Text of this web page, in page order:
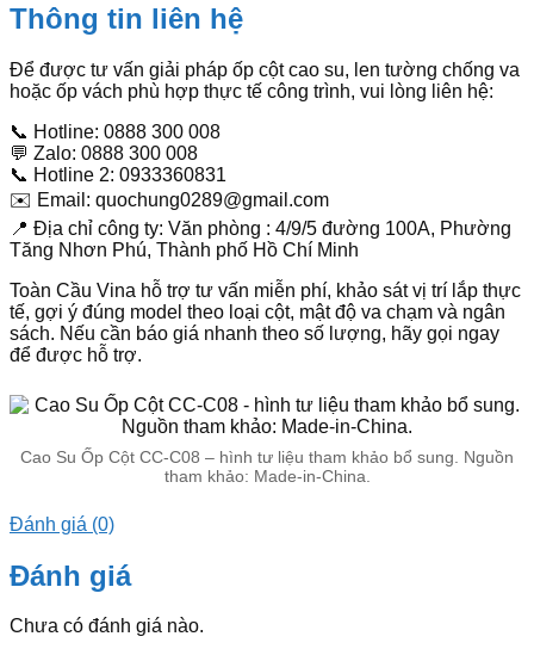
Thông tin liên hệ
Để được tư vấn giải pháp ốp cột cao su, len tường chống va
hoặc ốp vách phù hợp thực tế công trình, vui lòng liên hệ:
📞 Hotline: 0888 300 008
💬 Zalo: 0888 300 008
📞 Hotline 2: 0933360831
✉️ Email: quochung0289@gmail.com
📍 Địa chỉ công ty: Văn phòng : 4/9/5 đường 100A, Phường
Tăng Nhơn Phú, Thành phố Hồ Chí Minh
Toàn Cầu Vina hỗ trợ tư vấn miễn phí, khảo sát vị trí lắp thực
tế, gợi ý đúng model theo loại cột, mật độ va chạm và ngân
sách. Nếu cần báo giá nhanh theo số lượng, hãy gọi ngay
để được hỗ trợ.
Cao Su Ốp Cột CC-C08 – hình tư liệu tham khảo bổ sung. Nguồn
tham khảo: Made-in-China.
Đánh giá (0)
Đánh giá
Chưa có đánh giá nào.